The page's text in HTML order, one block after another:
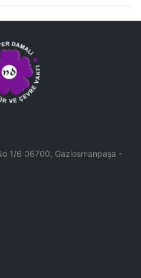
1/6 06700, Gaziosmanpaşa -